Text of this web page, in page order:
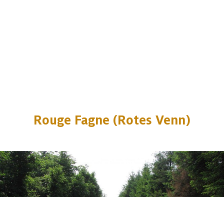
Rouge Fagne (Rotes Venn)